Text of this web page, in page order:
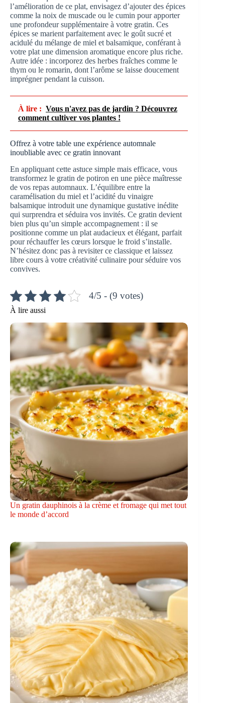
l’amélioration de ce plat, envisagez d’ajouter des épices
comme la noix de muscade ou le cumin pour apporter
une profondeur supplémentaire à votre gratin. Ces
épices se marient parfaitement avec le goût sucré et
acidulé du mélange de miel et balsamique, conférant à
votre plat une dimension aromatique encore plus riche.
Autre idée : incorporez des herbes fraîches comme le
thym ou le romarin, dont l’arôme se laisse doucement
imprégner pendant la cuisson.
À lire : Vous n'avez pas de jardin ? Découvrez
comment cultiver vos plantes !
Offrez à votre table une expérience automnale
inoubliable avec ce gratin innovant
En appliquant cette astuce simple mais efficace, vous
transformez le gratin de potiron en une pièce maîtresse
de vos repas automnaux. L’équilibre entre la
caramélisation du miel et l’acidité du vinaigre
balsamique introduit une dynamique gustative inédite
qui surprendra et séduira vos invités. Ce gratin devient
bien plus qu’un simple accompagnement : il se
positionne comme un plat audacieux et élégant, parfait
pour réchauffer les cœurs lorsque le froid s’installe.
N’hésitez donc pas à revisiter ce classique et laissez
libre cours à votre créativité culinaire pour séduire vos
convives.
4/5 - (9 votes)
À lire aussi
Un gratin dauphinois à la crème et fromage qui met tout
le monde d’accord